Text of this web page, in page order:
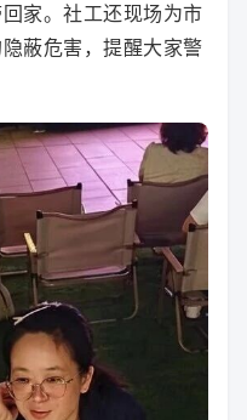
家。社工还现场为市
蔽危害，提醒大家警